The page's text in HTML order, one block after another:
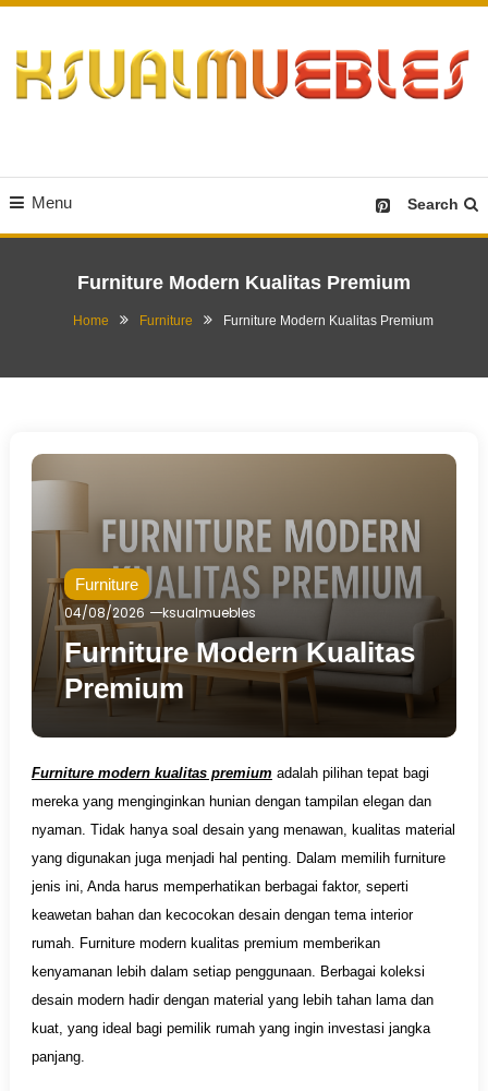
Content
Menu Search
Furniture Modern Kualitas Premium
Home Furniture Furniture Modern Kualitas Premium
Furniture
04/08/2026
ksualmuebles
Furniture Modern Kualitas
Premium
Furniture modern kualitas premium adalah pilihan tepat bagi
mereka yang menginginkan hunian dengan tampilan elegan dan
nyaman. Tidak hanya soal desain yang menawan, kualitas material
yang digunakan juga menjadi hal penting. Dalam memilih furniture
jenis ini, Anda harus memperhatikan berbagai faktor, seperti
keawetan bahan dan kecocokan desain dengan tema interior
rumah. Furniture modern kualitas premium memberikan
kenyamanan lebih dalam setiap penggunaan. Berbagai koleksi
desain modern hadir dengan material yang lebih tahan lama dan
kuat, yang ideal bagi pemilik rumah yang ingin investasi jangka
panjang.